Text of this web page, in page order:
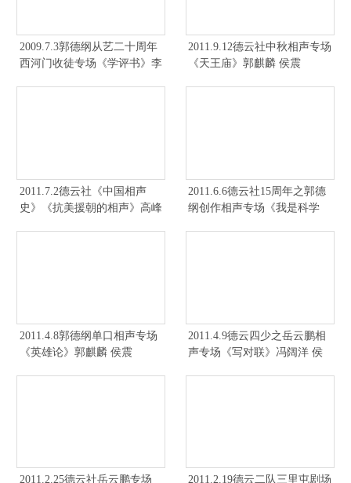
2009.7.3郭德纲从艺二十周年
西河门收徒专场《学评书》李
2011.9.12德云社中秋相声专场
《天王庙》郭麒麟 侯震
2011.7.2德云社《中国相声
史》《抗美援朝的相声》高峰
2011.6.6德云社15周年之郭德
纲创作相声专场《我是科学
2011.4.8郭德纲单口相声专场
《英雄论》郭麒麟 侯震
2011.4.9德云四少之岳云鹏相
声专场《写对联》冯阔洋 侯
2011.2.25德云社岳云鹏专场 2011.2.19德云二队三里屯剧场